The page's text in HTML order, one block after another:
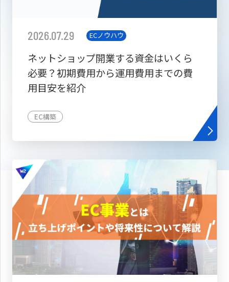
2026.07.29 ECノウハウ
ネットショップ開業する資金はいくら
必要？初期費用から運用費用までの費
用目安を紹介
EC構築